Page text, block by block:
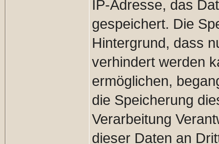
IP-Adresse, das
gespeichert. Die
Hintergrund, dass
verhindert werden
ermöglichen,
die Speicherung
Verarbeitung
dieser Daten an